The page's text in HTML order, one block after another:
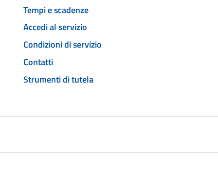
Tempi e scadenze
Accedi al servizio
Condizioni di servizio
Contatti
Strumenti di tutela